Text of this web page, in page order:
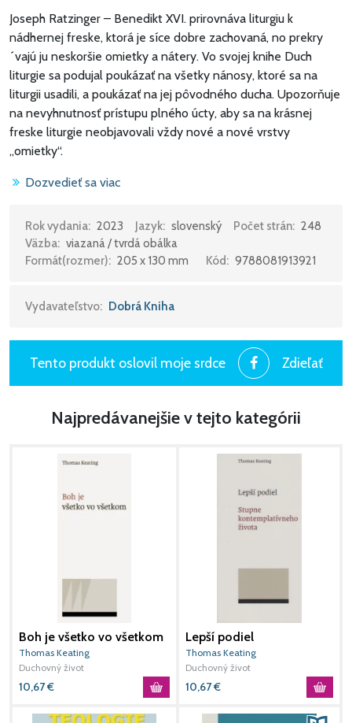
Joseph Ratzinger – Benedikt XVI. prirovnáva liturgiu k
nádhernej freske, ktorá je síce dobre zachovaná, no prekry
´vajú ju neskoršie omietky a nátery. Vo svojej knihe Duch
liturgie sa podujal poukázať na všetky nánosy, ktoré sa na
liturgii usadili, a poukázať na jej pôvodného ducha. Upozorňuje
na nevyhnutnosť prístupu plného úcty, aby sa na krásnej
freske liturgie neobjavovali vždy nové a nové vrstvy
„omietky“.
„Nejde mi o vedecké diskusie či vy´skumy, ale o snahu nanovo
pochopiť vieru, o správne uskutočnenie je ústredny´ch
vyjadrovacích foriem, ktory´mi je práve liturgia. Keby kniha
na liturgiu, a podnietila by tak jej správne, vnútorné i vonkajšie
vrchovato naplneny´.”
Dozvedieť sa viac
Rok vydania: 2023 Jazyk: slovenský Počet strán: 248
Väzba: viazaná / tvrdá obálka
Formát(rozmer): 205 x 130 mm Kód: 9788081913921
Vydavateľstvo: Dobrá Kniha
Tento produkt oslovil moje srdce Zdieľať
Najpredávanejšie v tejto kategórii
Boh je všetko vo všetkom
Thomas Keating
Duchovný život
10,67€
Lepší podiel
Thomas Keating
Duchovný život
10,67€